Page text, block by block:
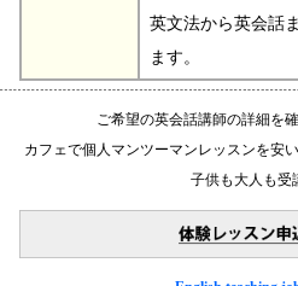
英文法から英会話
ます。
ご希望の英会話講師の詳細を
カフェで個人マンツーマンレッスンを安
子供も大人も受